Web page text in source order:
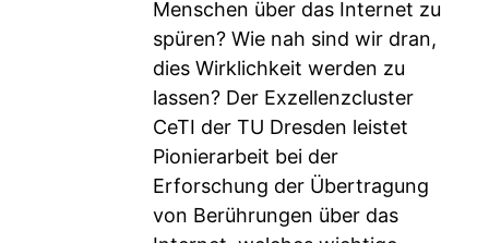
Menschen über das Internet zu
spüren? Wie nah sind wir dran,
dies Wirklichkeit werden zu
lassen? Der Exzellenzcluster
CeTI der TU Dresden leistet
Pionierarbeit bei der
Erforschung der Übertragung
von Berührungen über das